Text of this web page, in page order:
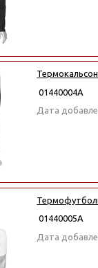
01440004А
Дата
01440005А
Дата